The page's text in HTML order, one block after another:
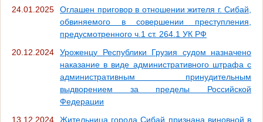
24.01.2025
Оглашен приговор в отношении жителя г. Сибай,
обвиняемого в совершении преступления,
предусмотренного ч.1 ст. 264.1 УК РФ
20.12.2024
Уроженцу Республики Грузия судом назначено
наказание в виде административного штрафа с
административным принудительным
выдворением за пределы Российской
Федерации
13.12.2024
Жительница города Сибай признана виновной в